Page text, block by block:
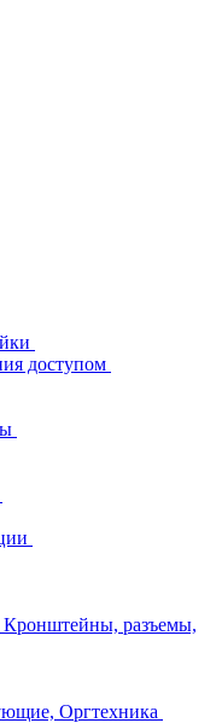
доступом
разъемы,
Оргтехника